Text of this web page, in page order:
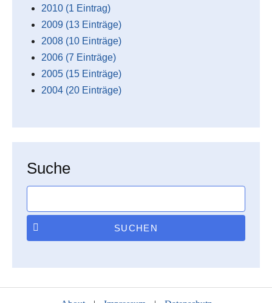
2010 (1 Eintrag)
2009 (13 Einträge)
2008 (10 Einträge)
2006 (7 Einträge)
2005 (15 Einträge)
2004 (20 Einträge)
Suche
SUCHEN